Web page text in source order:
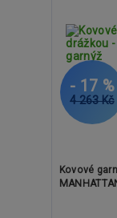
4 263 Kč
- 17 %
Kovové